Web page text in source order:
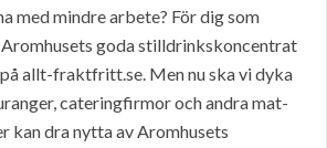
med mindre arbete? För dig som
goda stilldrinkskoncentrat
allt-fraktfritt.se. Men nu ska vi dyka
cateringfirmor och andra mat-
kan dra nytta av Aromhusets